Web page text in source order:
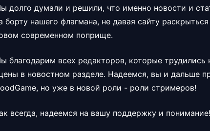
долго думали и решили, что именно новости и
борту нашего флагмана, не давая сайту
современном поприще.
благодарим всех редакторов, которые
в новостном разделе. Надеемся, вы и дальше
но уже в новой роли - роли стримеров!
всегда, надеемся на вашу поддержку и понимание!